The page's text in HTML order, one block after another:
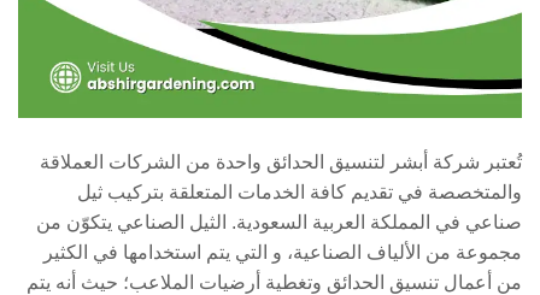
تُعتبر شركة أبشر لتنسيق الحدائق واحدة من الشركات العملاقة
والمتخصصة في تقديم كافة الخدمات المتعلقة بتركيب ثيل
صناعي في المملكة العربية السعودية. الثيل الصناعي يتكوّن من
مجموعة من الألياف الصناعية، و التي يتم استخدامها في الكثير
من أعمال تنسيق الحدائق وتغطية أرضيات الملاعب؛ حيث أنه يتم